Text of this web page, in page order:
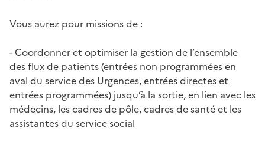
Vous aurez pour missions de :
- Coordonner et optimiser la gestion de l’ensemble
des flux de patients (entrées non programmées en
aval du service des Urgences, entrées directes et
entrées programmées) jusqu’à la sortie, en lien avec les
médecins, les cadres de pôle, cadres de santé et les
assistantes du service social